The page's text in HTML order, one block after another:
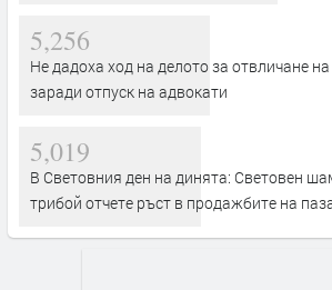
5,256
Не дадоха ход на делото за отвличане
заради отпуск на адвокати
5,019
В Световния ден на динята: Световен
трибой отчете ръст в продажбите на